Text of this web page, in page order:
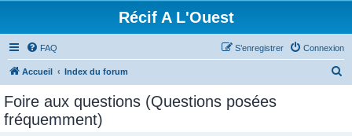
Récif A L'Ouest
FAQ Connexion
S’enregistrer
Accueil Index du forum
Foire aux questions (Questions posées
fréquemment)